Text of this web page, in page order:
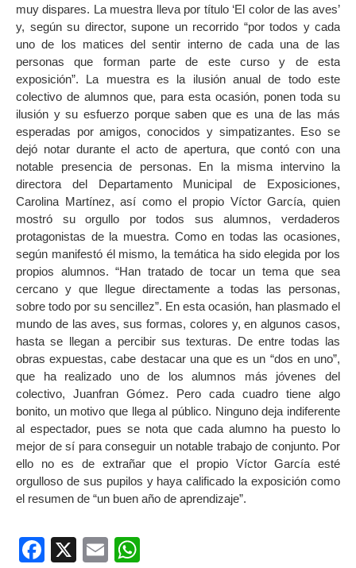
muy dispares. La muestra lleva por título ‘El color de las aves’
y, según su director, supone un recorrido “por todos y cada
uno de los matices del sentir interno de cada una de las
personas que forman parte de este curso y de esta
exposición”. La muestra es la ilusión anual de todo este
colectivo de alumnos que, para esta ocasión, ponen toda su
ilusión y su esfuerzo porque saben que es una de las más
esperadas por amigos, conocidos y simpatizantes. Eso se
dejó notar durante el acto de apertura, que contó con una
notable presencia de personas. En la misma intervino la
directora del Departamento Municipal de Exposiciones,
Carolina Martínez, así como el propio Víctor García, quien
mostró su orgullo por todos sus alumnos, verdaderos
protagonistas de la muestra. Como en todas las ocasiones,
según manifestó él mismo, la temática ha sido elegida por los
propios alumnos. “Han tratado de tocar un tema que sea
cercano y que llegue directamente a todas las personas,
sobre todo por su sencillez”. En esta ocasión, han plasmado el
mundo de las aves, sus formas, colores y, en algunos casos,
hasta se llegan a percibir sus texturas. De entre todas las
obras expuestas, cabe destacar una que es un “dos en uno”,
que ha realizado uno de los alumnos más jóvenes del
colectivo, Juanfran Gómez. Pero cada cuadro tiene algo
bonito, un motivo que llega al público. Ninguno deja indiferente
al espectador, pues se nota que cada alumno ha puesto lo
mejor de sí para conseguir un notable trabajo de conjunto. Por
ello no es de extrañar que el propio Víctor García esté
orgulloso de sus pupilos y haya calificado la exposición como
el resumen de “un buen año de aprendizaje”.
Facebook
X Email